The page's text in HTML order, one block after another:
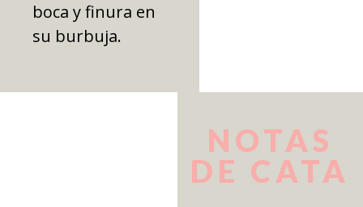
boca y finura en
su burbuja.
NOTAS
DE CATA